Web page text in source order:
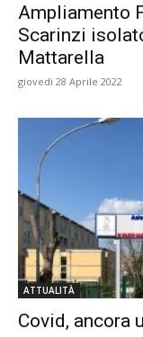
Ampliamento
Scarinzi
Mattarella
giovedì 28 Aprile 2022
ATTUALITÀ
Covid, ancora